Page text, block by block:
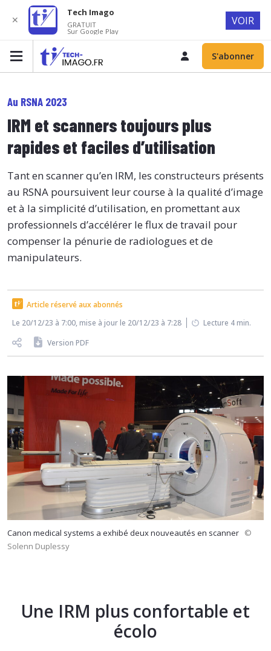
S'abonner
Au RSNA 2023
IRM et scanners toujours plus
rapides et faciles d’utilisation
Tant en scanner qu’en IRM, les constructeurs présents
au RSNA poursuivent leur course à la qualité d’image
et à la simplicité d’utilisation, en promettant aux
professionnels d’accélérer le flux de travail pour
compenser la pénurie de radiologues et de
manipulateurs.
Article réservé aux abonnés
Le 20/12/23 à 7:00, mise à jour le 20/12/23 à 7:28
Lecture 4 min.
Version PDF
Canon medical systems a exhibé deux nouveautés en scanner ©
Solenn Duplessy
Une IRM plus confortable et
écolo
✕
Tech Imago
GRATUIT
Sur Google Play
VOIR